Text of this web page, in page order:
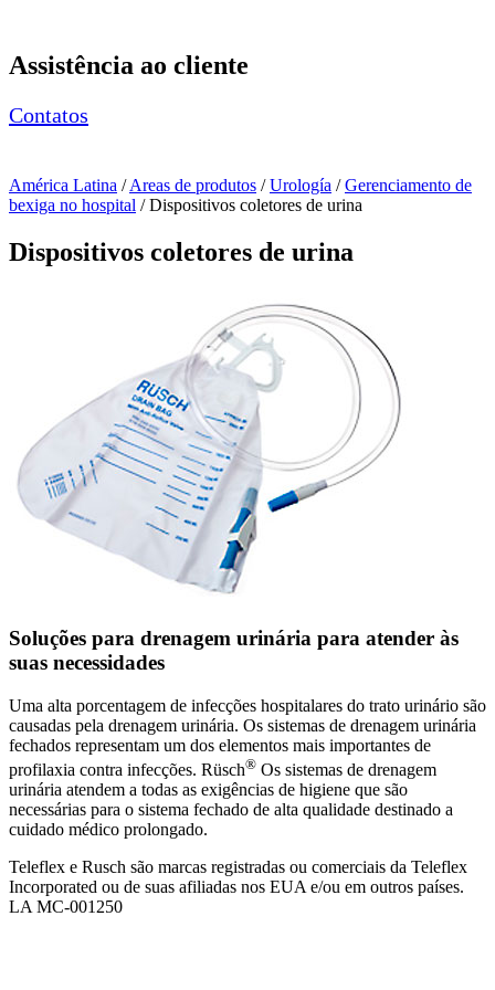
Assistência ao cliente
Contatos
América Latina /Areas de produtos /Urología /Gerenciamento de
bexiga no hospital / Dispositivos coletores de urina
Dispositivos coletores de urina
Soluções para drenagem urinária para atender às
suas necessidades
Uma alta porcentagem de infecções hospitalares do trato urinário são
causadas pela drenagem urinária. Os sistemas de drenagem urinária
fechados representam um dos elementos mais importantes de
profilaxia contra infecções. Rüsch® Os sistemas de drenagem
urinária atendem a todas as exigências de higiene que são
necessárias para o sistema fechado de alta qualidade destinado a
cuidado médico prolongado.
Teleflex e Rusch são marcas registradas ou comerciais da Teleflex
Incorporated ou de suas afiliadas nos EUA e/ou em outros países.
LA MC-001250